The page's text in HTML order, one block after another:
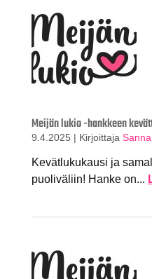
Meijän lukio -hankkeen
9.4.2025 | Kirjoittaja
Kevätlukukausi ja
puoliväliin! Hanke on...